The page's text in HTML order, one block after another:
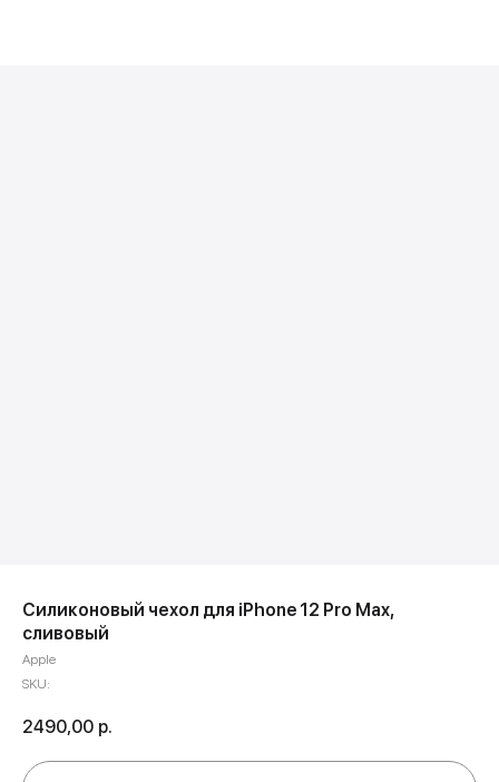
Силиконовый чехол для iPhone 12 Pro Max,
сливовый
Apple
SKU:
2490,00 р.